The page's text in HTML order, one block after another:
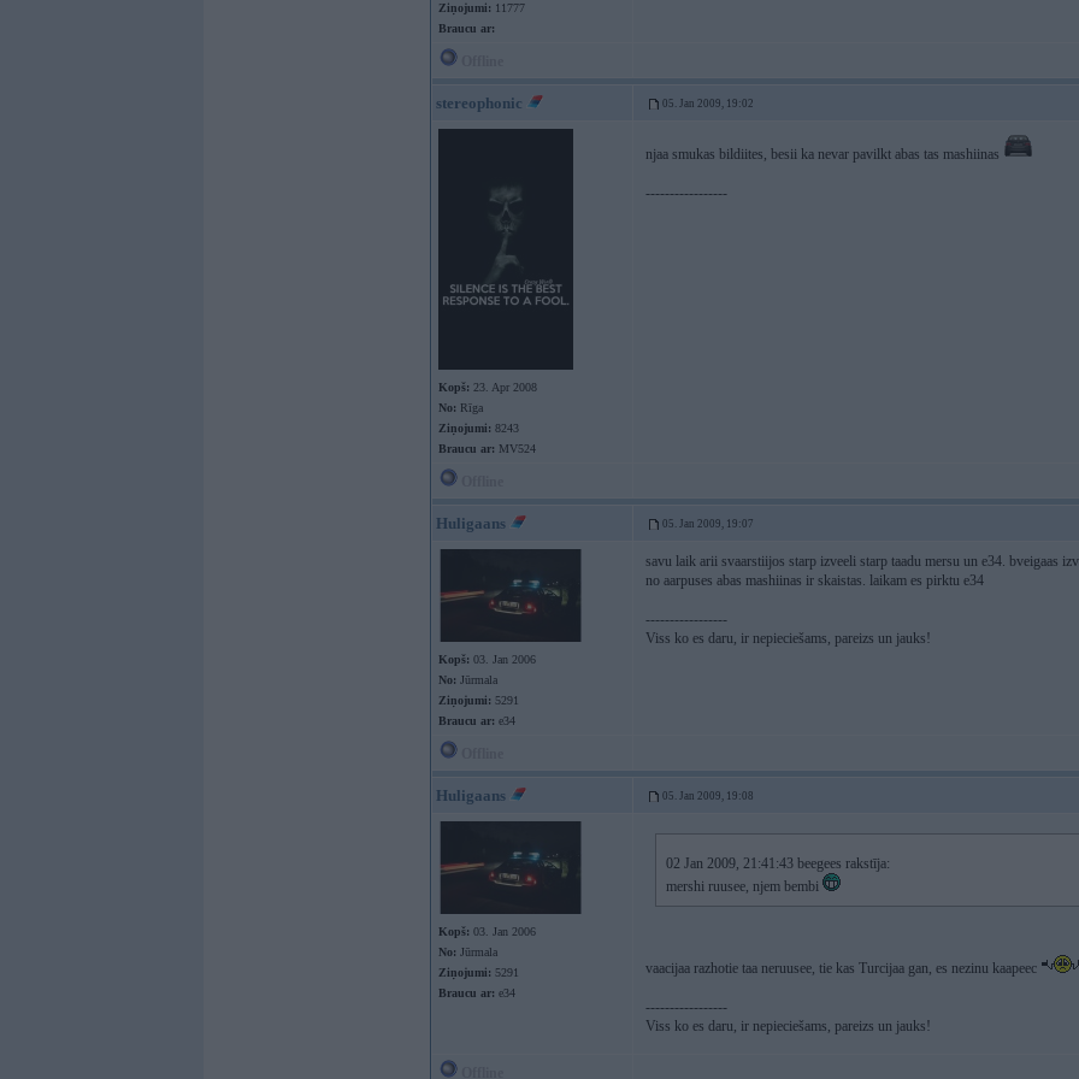
Ziņojumi: 11777
Braucu ar:
stereophonic 05. Jan 2009, 19:02
Kopš: 23. Apr 2008
No: Rīga
Ziņojumi: 8243
Braucu ar: MV524
njaa smukas bildiites, besii ka nevar pavilkt abas tas mashiinas
-----------------
Huligaans 05. Jan 2009, 19:07
Kopš: 03. Jan 2006
No: Jūrmala
Ziņojumi: 5291
Braucu ar: e34
savu laik arii svaarstiijos starp izveeli starp taadu mersu un e34. bveigaas
no aarpuses abas mashiinas ir skaistas. laikam es pirktu e34
-----------------
Viss ko es daru, ir nepieciešams, pareizs un jauks!
Huligaans 05. Jan 2009, 19:08
Kopš: 03. Jan 2006
No: Jūrmala
Ziņojumi: 5291
Braucu ar: e34
02 Jan 2009, 21:41:43 beegees rakstīja:
mershi ruusee, njem bembi
vaacijaa razhotie taa neruusee, tie kas Turcijaa gan, es nezinu kaapeec
-----------------
Viss ko es daru, ir nepieciešams, pareizs un jauks!